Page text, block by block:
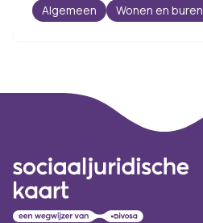
Algemeen Wonen en buren